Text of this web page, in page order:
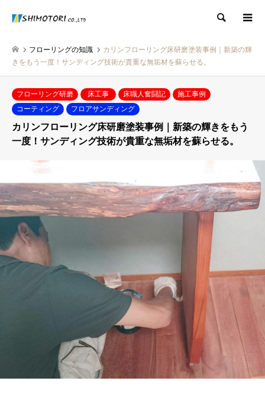
検索
フローリングの知識
カリンフローリング床研磨塗装事例｜新築の輝
きをもう一度！サンディング技術が貴重な無垢材を蘇らせる。
フローリング研磨 床工事 床職人奮闘記
施工事例
コーティング
フロアサンディング
カリンフローリング床研磨塗装事例｜新築の輝きをもう
一度！サンディング技術が貴重な無垢材を蘇らせる。